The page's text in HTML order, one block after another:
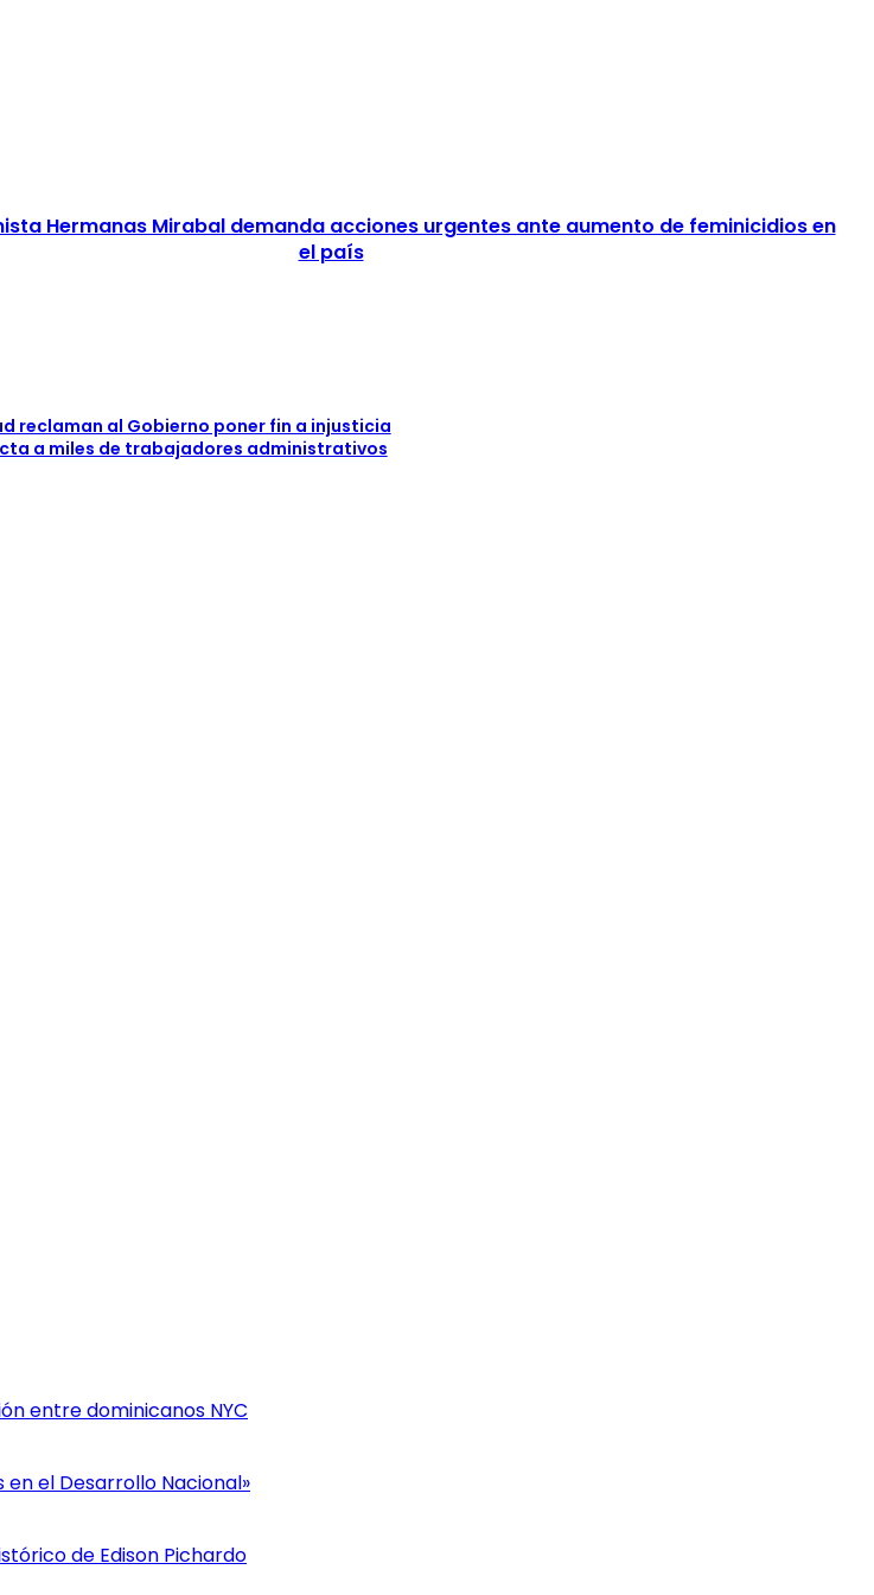
Hermanas Mirabal demanda acciones urgentes ante aumento de feminicidios en
el país
reclaman al Gobierno poner fin a injusticia
a miles de trabajadores administrativos
entre dominicanos NYC
el Desarrollo Nacional»
de Edison Pichardo